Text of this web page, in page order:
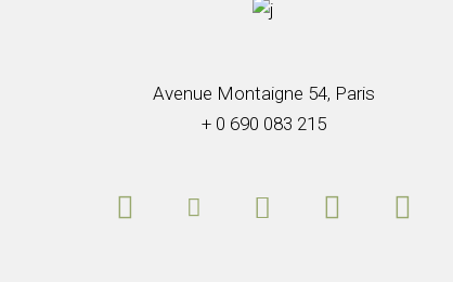
Avenue Montaigne 54, Paris
+ 0 690 083 215